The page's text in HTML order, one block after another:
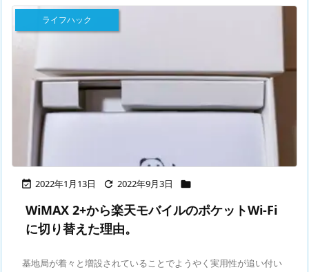
 2022年1月13日  2022年9月3日 
ライフハック
WiMAX 2+から楽天モバイルのポケットWi-Fi
に切り替えた理由。
基地局が着々と増設されていることでようやく実用性が追い付い